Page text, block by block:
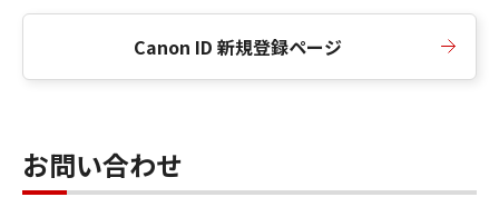
Canon ID 新規登録ページ
お問い合わせ